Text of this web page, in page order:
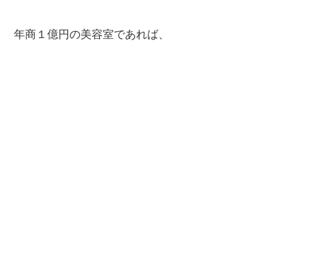
年商１億円の美容室であれば、